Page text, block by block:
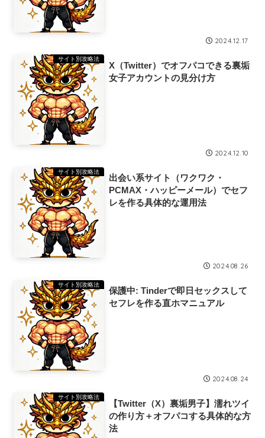
2024.12.17
サイト別攻略法
X（Twitter）でオフパコできる裏垢
女子アカウントの見分け方
2024.12.10
サイト別攻略法
出会い系サイト（ワクワク・
PCMAX・ハッピーメール）でセフ
レを作る具体的な運用法
2024.08.26
サイト別攻略法
保護中: Tinderで即日セックスして
セフレを作る直ホマニュアル
2024.08.24
サイト別攻略法
【Twitter（X）裏垢男子】濡れツイ
の作り方＋オフパコする具体的な方
法